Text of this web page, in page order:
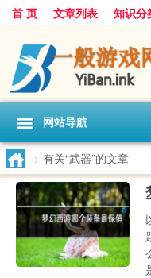
首 页 文章列表 知识分
网站导航
> 有关“武器”的文章